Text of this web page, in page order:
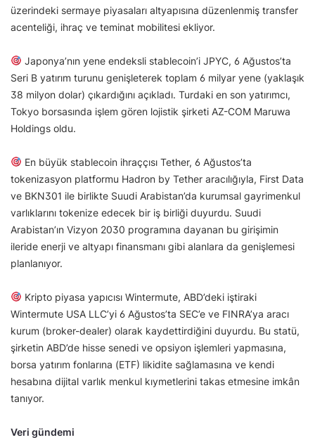
üzerindeki sermaye piyasaları altyapısına düzenlenmiş transfer
acenteliği, ihraç ve teminat mobilitesi ekliyor.
Japonya’nın yene endeksli stablecoin’i JPYC, 6 Ağustos’ta
Seri B yatırım turunu genişleterek toplam 6 milyar yene (yaklaşık
38 milyon dolar) çıkardığını açıkladı. Turdaki en son yatırımcı,
Tokyo borsasında işlem gören lojistik şirketi AZ-COM Maruwa
Holdings oldu.
En büyük stablecoin ihraççısı Tether, 6 Ağustos’ta
tokenizasyon platformu Hadron by Tether aracılığıyla, First Data
ve BKN301 ile birlikte Suudi Arabistan’da kurumsal gayrimenkul
varlıklarını tokenize edecek bir iş birliği duyurdu. Suudi
Arabistan’ın Vizyon 2030 programına dayanan bu girişimin
ileride enerji ve altyapı finansmanı gibi alanlara da genişlemesi
planlanıyor.
Kripto piyasa yapıcısı Wintermute, ABD’deki iştiraki
Wintermute USA LLC’yi 6 Ağustos’ta SEC’e ve FINRA’ya aracı
kurum (broker-dealer) olarak kaydettirdiğini duyurdu. Bu statü,
şirketin ABD’de hisse senedi ve opsiyon işlemleri yapmasına,
borsa yatırım fonlarına (ETF) likidite sağlamasına ve kendi
hesabına dijital varlık menkul kıymetlerini takas etmesine imkân
tanıyor.
Veri gündemi